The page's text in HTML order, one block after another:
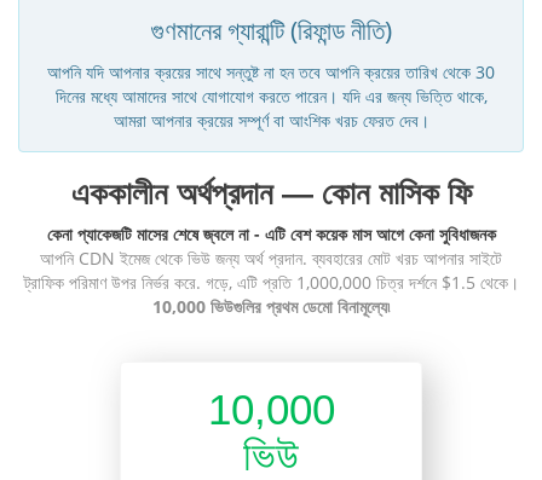
গুণমানের গ্যারান্টি (রিফান্ড নীতি)
আপনি যদি আপনার ক্রয়ের সাথে সন্তুষ্ট না হন তবে আপনি ক্রয়ের তারিখ থেকে 30
দিনের মধ্যে আমাদের সাথে যোগাযোগ করতে পারেন। যদি এর জন্য ভিত্তি থাকে,
আমরা আপনার ক্রয়ের সম্পূর্ণ বা আংশিক খরচ ফেরত দেব।
এককালীন অর্থপ্রদান — কোন মাসিক ফি
কেনা প্যাকেজটি মাসের শেষে জ্বলে না - এটি বেশ কয়েক মাস আগে কেনা সুবিধাজনক
আপনি CDN ইমেজ থেকে ভিউ জন্য অর্থ প্রদান. ব্যবহারের মোট খরচ আপনার সাইটে
ট্রাফিক পরিমাণ উপর নির্ভর করে. গড়ে, এটি প্রতি 1,000,000 চিত্র দর্শনে $1.5 থেকে।
10,000 ভিউগুলির প্রথম ডেমো বিনামূল্যে৷
10,000
ভিউ